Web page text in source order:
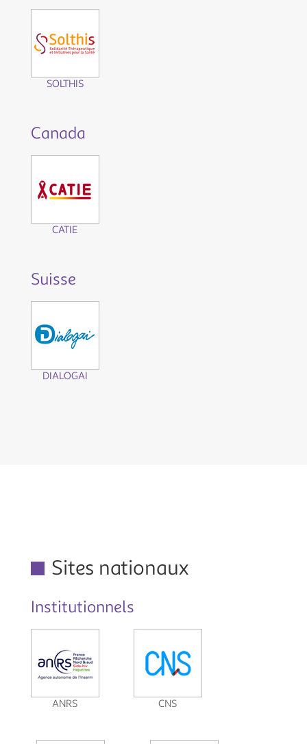
SOLTHIS
Canada
CATIE
Suisse
DIALOGAI
Sites nationaux
Institutionnels
ANRS CNS